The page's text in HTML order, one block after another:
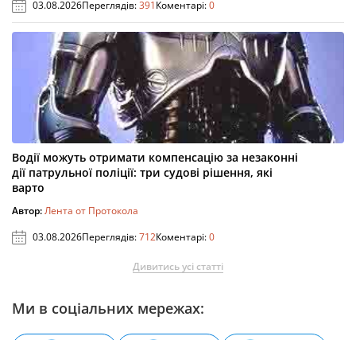
03.08.2026Переглядів:391Коментарі:0
Водії можуть отримати компенсацію за незаконні
дії патрульної поліції: три судові рішення, які
варто
Автор:Лента от Протокола
03.08.2026Переглядів:712Коментарі:0
Дивитись усі статті
Ми в соціальних мережах: